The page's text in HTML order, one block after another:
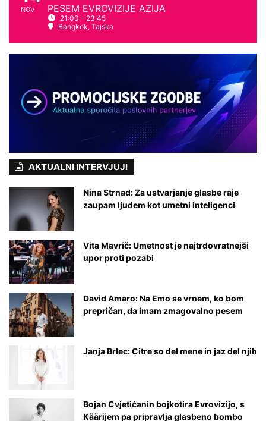
o
i
NOV PESEM EVROVIZIJE AZIJA
21:00 - 23:45
Bangkok, Tajska
AKTUALNI INTERVJUJI
Nina Strnad: Za ustvarjanje glasbe raje
zaupam ljudem kot umetni inteligenci
Vita Mavrič: Umetnost je najtrdovratnejši
upor proti pozabi
David Amaro: Na Emo se vrnem, ko bom
prepričan, da imam zmagovalno pesem
Janja Brlec: Citre so del mene in jaz del njih
Bojan Cvjetićanin bojkotira Evrovizijo, s
Käärijem pa pripravlja glasbeno bombo